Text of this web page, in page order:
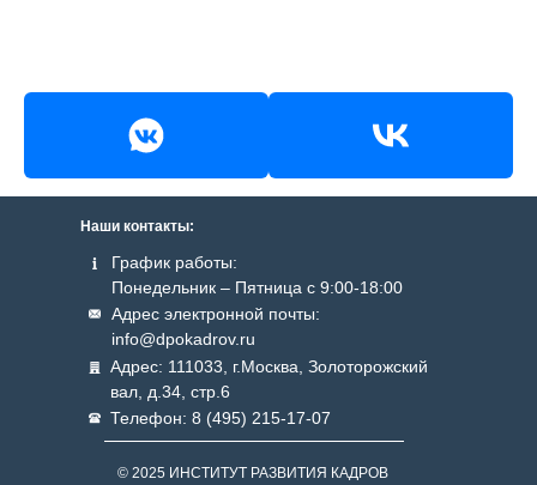
Наши контакты:
График работы:
Понедельник – Пятница с 9:00-18:00
Адрес: 111033, г.Москва, Золоторожский
вал, д.34, стр.6
Телефон: 8 (495) 215-17-07
© 2025 ИНСТИТУТ РАЗВИТИЯ КАДРОВ
Адрес электронной почты:
info@dpokadrov.ru